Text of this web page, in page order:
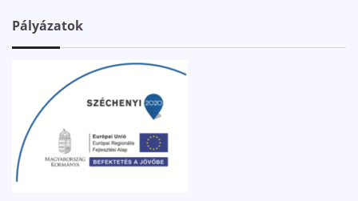
Pályázatok